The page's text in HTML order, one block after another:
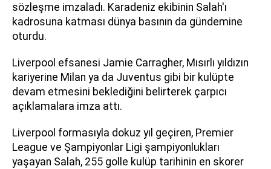
sözleşme imzaladı. Karadeniz ekibinin Salah'ı
kadrosuna katması dünya basının da gündemine
oturdu.
Liverpool efsanesi Jamie Carragher, Mısırlı yıldızın
kariyerine Milan ya da Juventus gibi bir kulüpte
devam etmesini beklediğini belirterek çarpıcı
açıklamalara imza attı.
Liverpool formasıyla dokuz yıl geçiren, Premier
League ve Şampiyonlar Ligi şampiyonlukları
yaşayan Salah, 255 golle kulüp tarihinin en skorer